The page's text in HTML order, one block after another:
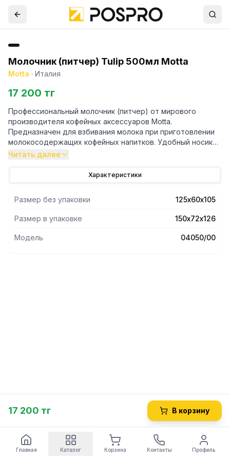
Молочник (питчер) Tulip 500мл Motta
Motta · Италия
17 200 тг
Профессиональный молочник (питчер) от мирового
производителя кофейных аксессуаров Motta.
Предназначен для взбивания молока при приготовлении
молокосодержащих кофейных напитков. Удобный носик
позволяет корректно направлять молоко и успешно
ручке держать молочник в руке удобно и комфортно.
теплопроводимость и качество молочной пены.
Идеально подходит для использования как в
профессиональных кофейнях, так и дома. Объем 500 мл.
Читать далее
Характеристики
Размер без упаковки 125х60х105
Размер в упаковке 150х72х126
Модель 04050/00
17 200 тг В корзину
Главная Каталог Корзина Контакты Профиль